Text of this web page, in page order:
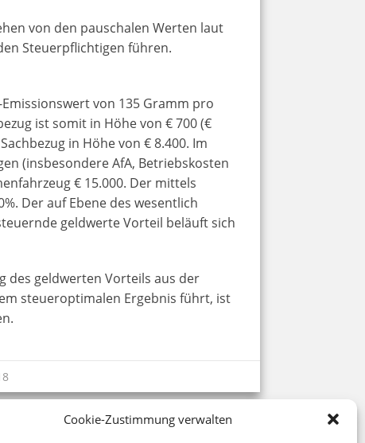
Cookie-Zustimmung verwalten
von den pauschalen Werten laut
Steuerpflichtigen führen.
von 135 Gramm pro
ist somit in Höhe von € 700 (€
in Höhe von € 8.400. Im
(insbesondere AfA, Betriebskosten
€ 15.000. Der mittels
Der auf Ebene des wesentlich
geldwerte Vorteil beläuft sich
des geldwerten Vorteils aus der
steueroptimalen Ergebnis führt, ist